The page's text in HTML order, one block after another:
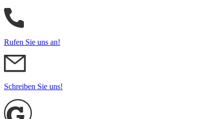
Rufen Sie uns an!
Schreiben Sie uns!